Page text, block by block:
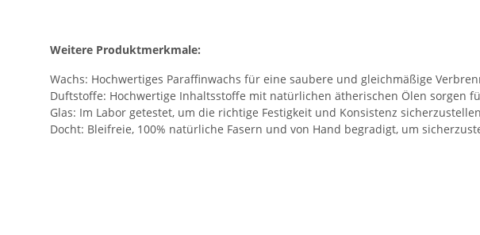
Weitere Produktmerkmale:
Wachs: Hochwertiges Paraffinwachs für eine saubere und gleichmäßige
Duftstoffe: Hochwertige Inhaltsstoffe mit natürlichen ätherischen Ölen sorgen
Glas: Im Labor getestet, um die richtige Festigkeit und Konsistenz
Docht: Bleifreie, 100% natürliche Fasern und von Hand begradigt, um